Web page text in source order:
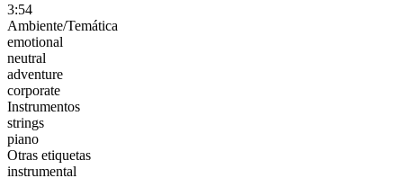
3:54
Ambiente/Temática
emotional
neutral
adventure
corporate
Instrumentos
strings
piano
Otras etiquetas
instrumental